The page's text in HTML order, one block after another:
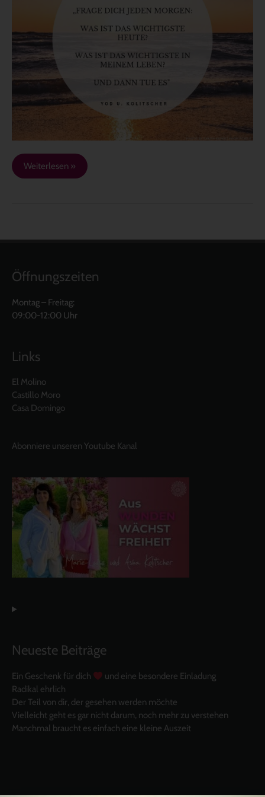
Weiterlesen »
Öffnungszeiten
Montag – Freitag:
09:00-12:00 Uhr
Links
El Molino
Castillo Moro
Casa Domingo
Abonniere unseren Youtube Kanal
Neueste Beiträge
Ein Geschenk für dich
und eine besondere Einladung
Radikal ehrlich
Der Teil von dir, der gesehen werden möchte
Vielleicht geht es gar nicht darum, noch mehr zu verstehen
Manchmal braucht es einfach eine kleine Auszeit